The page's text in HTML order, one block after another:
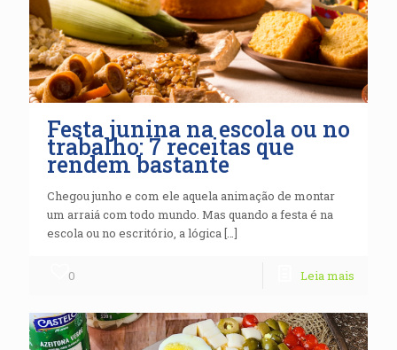
Festa junina na escola ou no
trabalho: 7 receitas que
rendem bastante
Chegou junho e com ele aquela animação de montar
um arraiá com todo mundo. Mas quando a festa é na
escola ou no escritório, a lógica […]
0 Leia mais